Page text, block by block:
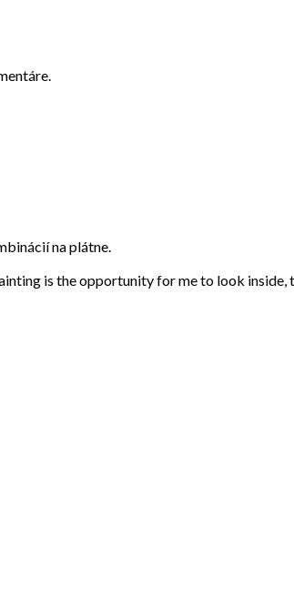
na plátne.
is the opportunity for me to look inside,